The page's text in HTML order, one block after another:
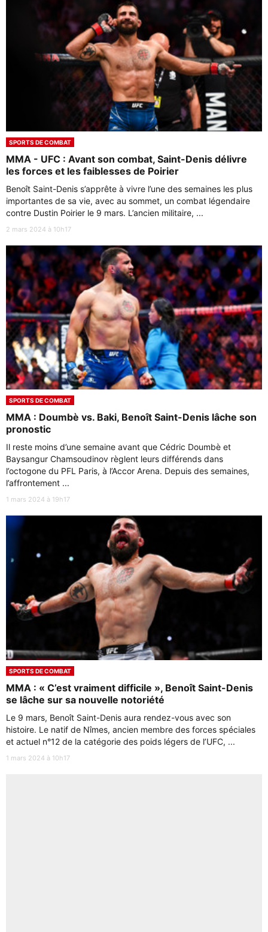
SPORTS DE COMBAT
MMA - UFC : Avant son combat, Saint-Denis délivre
les forces et les faiblesses de Poirier
Benoît Saint-Denis s’apprête à vivre l’une des semaines les plus
importantes de sa vie, avec au sommet, un combat légendaire
contre Dustin Poirier le 9 mars. L’ancien militaire, ...
2 mars 2024 à 10h17
SPORTS DE COMBAT
MMA : Doumbè vs. Baki, Benoît Saint-Denis lâche son
pronostic
Il reste moins d’une semaine avant que Cédric Doumbè et
Baysangur Chamsoudinov règlent leurs différends dans
l’octogone du PFL Paris, à l’Accor Arena. Depuis des semaines,
l’affrontement ...
1 mars 2024 à 19h17
SPORTS DE COMBAT
MMA : « C’est vraiment difficile », Benoît Saint-Denis
se lâche sur sa nouvelle notoriété
Le 9 mars, Benoît Saint-Denis aura rendez-vous avec son
histoire. Le natif de Nîmes, ancien membre des forces spéciales
et actuel n°12 de la catégorie des poids légers de l’UFC, ...
1 mars 2024 à 10h17